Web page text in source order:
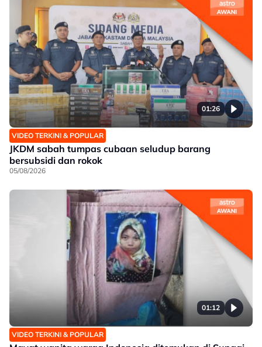
01:26
VIDEO TERKINI & POPULAR
JKDM sabah tumpas cubaan seludup barang
bersubsidi dan rokok
05/08/2026
01:12
VIDEO TERKINI & POPULAR